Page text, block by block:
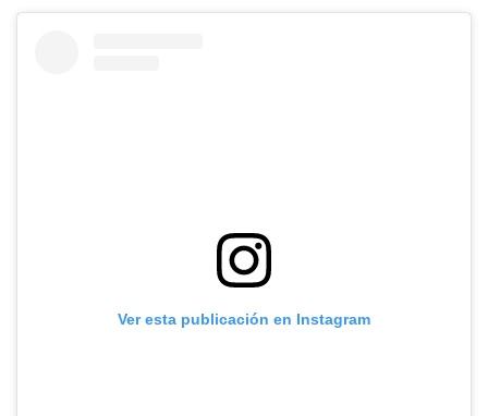
Ver esta publicación en Instagram